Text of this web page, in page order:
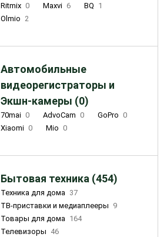
Ritmix 0 Maxvi 6 BQ 1
Olmio 2
Автомобильные
видеорегистраторы и
Экшн-камеры (0)
70mai 0 AdvoCam 0 GoPro 0
Xiaomi 0 Mio 0
Бытовая техника (454)
Техника для дома 37
ТВ-приставки и медиаплееры 9
Товары для дома 164
Телевизоры 46